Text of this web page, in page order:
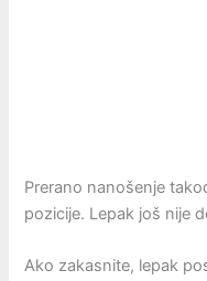
Prerano nanošenje
pozicije. Lepak još nije
Ako zakasnite, lepak